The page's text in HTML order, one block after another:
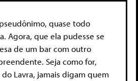
quase todo
Agora, que ela pudesse se
de um bar com outro
Seja como for,
Lavra, jamais digam quem